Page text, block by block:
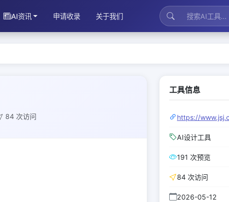
AI资讯 申请收录 关于我们
84 次访问
工具信息
https://
AI设计工具
191 次预览
84 次访问
2026-05-12